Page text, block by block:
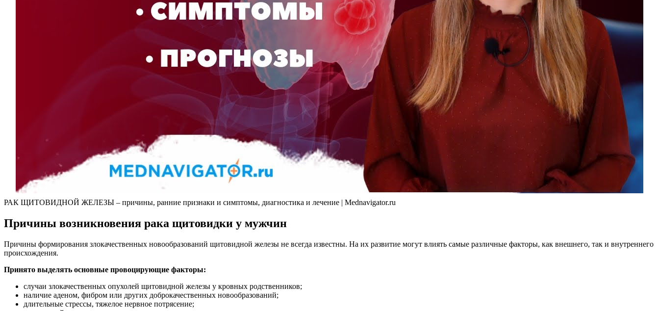
РАК ЩИТОВИДНОЙ ЖЕЛЕЗЫ – причины, ранние признаки и симптомы, диагностика и лечение | Mednavigator.ru
Причины возникновения рака щитовидки у мужчин
Причины формирования злокачественных новообразований щитовидной железы не всегда известны. На их развитие могут влиять самые различные факторы, как внешнего, так и внутреннего
происхождения.
Принято выделять основные провоцирующие факторы:
случаи злокачественных опухолей щитовидной железы у кровных родственников;
наличие аденом, фибром или других доброкачественных новообразований;
длительные стрессы, тяжелое нервное потрясение;